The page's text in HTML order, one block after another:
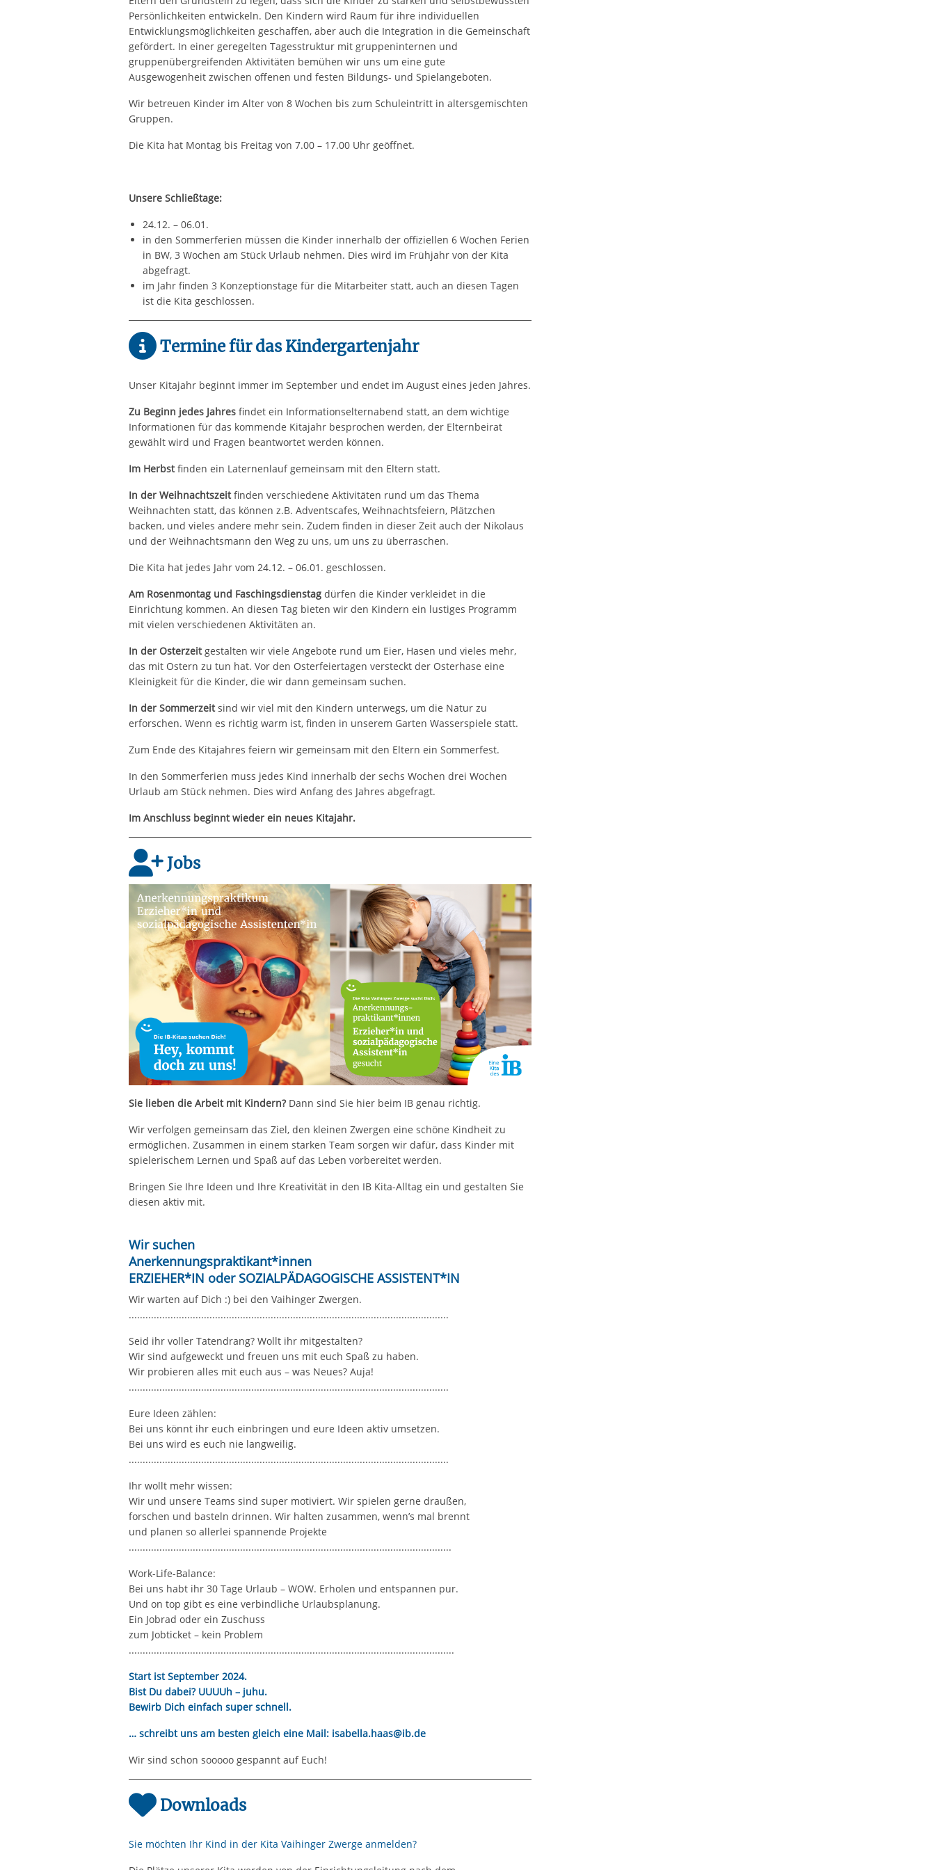
Persönlichkeiten entwickeln. Den Kindern wird Raum für ihre individuellen
Entwicklungsmöglichkeiten geschaffen, aber auch die Integration in die Gemeinschaft
gefördert. In einer geregelten Tagesstruktur mit gruppeninternen und
gruppenübergreifenden Aktivitäten bemühen wir uns um eine gute
Ausgewogenheit zwischen offenen und festen Bildungs- und Spielangeboten.
Wir betreuen Kinder im Alter von 8 Wochen bis zum Schuleintritt in altersgemischten
Gruppen.
Die Kita hat Montag bis Freitag von 7.00 – 17.00 Uhr geöffnet.
Unsere Schließtage:
24.12. – 06.01.
in den Sommerferien müssen die Kinder innerhalb der offiziellen 6 Wochen Ferien
in BW, 3 Wochen am Stück Urlaub nehmen. Dies wird im Frühjahr von der Kita
abgefragt.
im Jahr finden 3 Konzeptionstage für die Mitarbeiter statt, auch an diesen Tagen
ist die Kita geschlossen.
Termine für das Kindergartenjahr
Unser Kitajahr beginnt immer im September und endet im August eines jeden Jahres.
Zu Beginn jedes Jahresfindet ein Informationselternabend statt, an dem wichtige
Informationen für das kommende Kitajahr besprochen werden, der Elternbeirat
gewählt wird und Fragen beantwortet werden können.
Im Herbstfinden ein Laternenlauf gemeinsam mit den Eltern statt.
In der Weihnachtszeitfinden verschiedene Aktivitäten rund um das Thema
Weihnachten statt, das können z.B. Adventscafes, Weihnachtsfeiern, Plätzchen
backen, und vieles andere mehr sein. Zudem finden in dieser Zeit auch der Nikolaus
und der Weihnachtsmann den Weg zu uns, um uns zu überraschen.
Die Kita hat jedes Jahr vom 24.12. – 06.01. geschlossen.
Am Rosenmontag und Faschingsdienstagdürfen die Kinder verkleidet in die
Einrichtung kommen. An diesen Tag bieten wir den Kindern ein lustiges Programm
mit vielen verschiedenen Aktivitäten an.
In der Osterzeitgestalten wir viele Angebote rund um Eier, Hasen und vieles mehr,
das mit Ostern zu tun hat. Vor den Osterfeiertagen versteckt der Osterhase eine
Kleinigkeit für die Kinder, die wir dann gemeinsam suchen.
In der Sommerzeitsind wir viel mit den Kindern unterwegs, um die Natur zu
erforschen. Wenn es richtig warm ist, finden in unserem Garten Wasserspiele statt.
Zum Ende des Kitajahres feiern wir gemeinsam mit den Eltern ein Sommerfest.
In den Sommerferien muss jedes Kind innerhalb der sechs Wochen drei Wochen
Urlaub am Stück nehmen. Dies wird Anfang des Jahres abgefragt.
Im Anschluss beginnt wieder ein neues Kitajahr.
Jobs
Sie lieben die Arbeit mit Kindern?Dann sind Sie hier beim IB genau richtig.
Wir verfolgen gemeinsam das Ziel, den kleinen Zwergen eine schöne Kindheit zu
ermöglichen. Zusammen in einem starken Team sorgen wir dafür, dass Kinder mit
spielerischem Lernen und Spaß auf das Leben vorbereitet werden.
Bringen Sie Ihre Ideen und Ihre Kreativität in den IB Kita-Alltag ein und gestalten Sie
diesen aktiv mit.
Wir suchen
Anerkennungspraktikant*innen
ERZIEHER*IN oder SOZIALPÄDAGOGISCHE ASSISTENT*IN​
Wir warten auf Dich :) bei den Vaihinger Zwergen.
...................................................................................................................
Seid ihr voller Tatendrang? Wollt ihr mitgestalten?
Wir sind aufgeweckt und freuen uns mit euch Spaß zu haben.
Wir probieren alles mit euch aus – was Neues? Auja!
...................................................................................................................
Eure Ideen zählen:
Bei uns könnt ihr euch einbringen und eure Ideen aktiv umsetzen.
Bei uns wird es euch nie langweilig.
...................................................................................................................
Ihr wollt mehr wissen:
Wir und unsere Teams sind super motiviert. Wir spielen gerne draußen,
forschen und basteln drinnen. Wir halten zusammen, wenn’s mal brennt
und planen so allerlei spannende Projekte
....................................................................................................................
Work-Life-Balance:
Bei uns habt ihr 30 Tage Urlaub – WOW. Erholen und entspannen pur.
Und on top gibt es eine verbindliche Urlaubsplanung.
Ein Jobrad oder ein Zuschuss
zum Jobticket – kein Problem
.....................................................................................................................
Start ist September 2024.
Bist Du dabei? UUUUh – juhu.
Bewirb Dich einfach super schnell.
… schreibt uns am besten gleich eine Mail: isabella.haas@ib.de
Wir sind schon sooooo gespannt auf Euch!
Downloads
Sie möchten Ihr Kind in der Kita Vaihinger Zwerge anmelden?